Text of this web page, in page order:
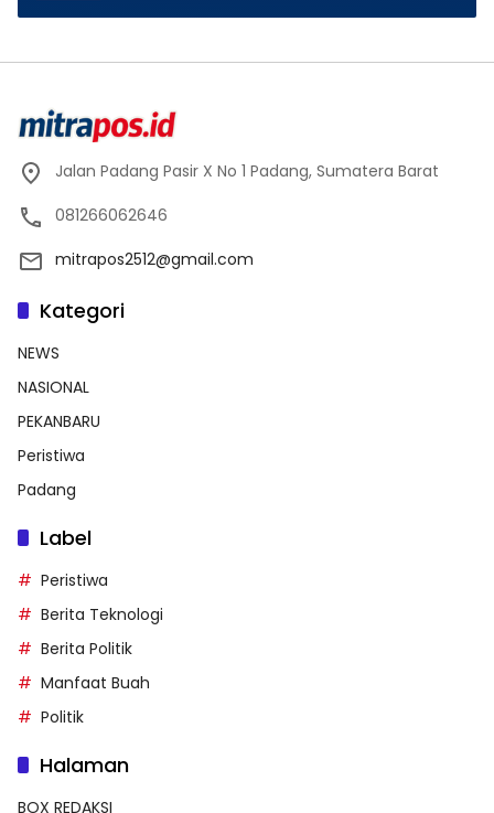
Jalan Padang Pasir X No 1 Padang, Sumatera Barat
081266062646
mitrapos2512@gmail.com
Kategori
NEWS
NASIONAL
PEKANBARU
Peristiwa
Padang
Label
Peristiwa
Berita Teknologi
Berita Politik
Manfaat Buah
Politik
Halaman
BOX REDAKSI